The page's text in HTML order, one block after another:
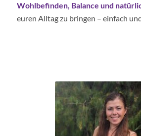
Wohlbefinden, Balance und
euren Alltag zu bringen – einfach